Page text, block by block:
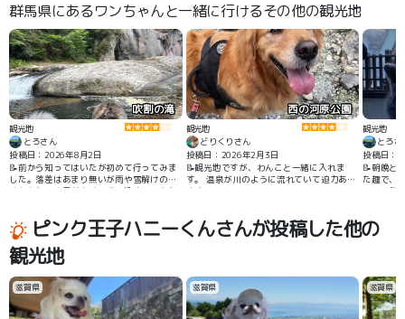
群馬県にあるワンちゃんと一緒に行けるその他の観光地
吹割の滝
観光地
とろさん
投稿日：2026年8月2日
📝前から知ってはいたが初めて行ってみま
した。落差はあまり無いが雨や雪解けのた
めかかなり水量が多くて吸い込まれそうな
道は1mほどで狭く柵も無いので足元を注意
を要す。(川に落ちたら絶対に助からないか
も) 車の場合は沼田方面から来て最初の無
理駐車場が10数台(すぐ満車)、そこから片
る。
西の河原公園
観光地
どりくりさん
投稿日：2026年2月3日
📝観光地ですが、わんこと一緒に入れま
す。 温泉が川のように流れていて迫力あり
ます！
観光地
とろさ
投稿日：
📝朝晩と
た趣で、
りには飲
ピンク王子ハニーくんさんが投稿した他の
観光地
滋賀県 滋賀県 滋賀県